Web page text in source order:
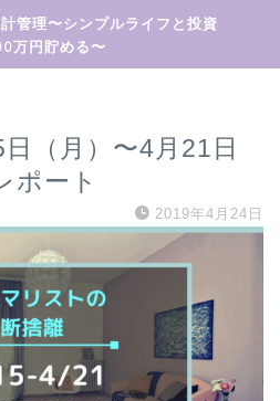
管理〜シンプルライフと投資
万円貯める〜
日（月）〜4月21日
ポート
2019年4月24日